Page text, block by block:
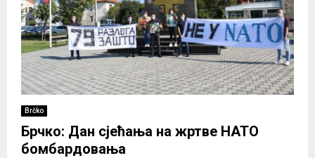
Brčko
Брчко: Дан сјећања на жртве НАТО
бомбардовања